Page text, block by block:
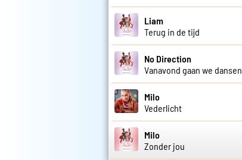
Liam
Terug in de tijd
No Direction
Vanavond gaan we dansen
Milo
Vederlicht
Milo
Zonder jou